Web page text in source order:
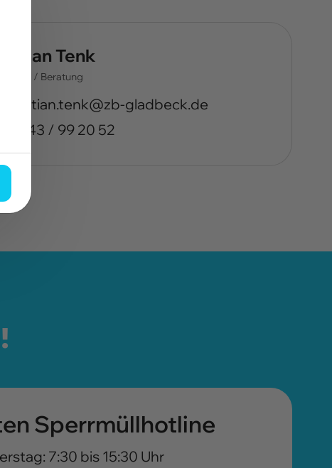
Tenk
/ Beratung
ed.kcebdalg-bz@knet.naitsirhc
02043 / 99 20 52
Sperrmüllhotline
7:30 bis 15:30 Uhr